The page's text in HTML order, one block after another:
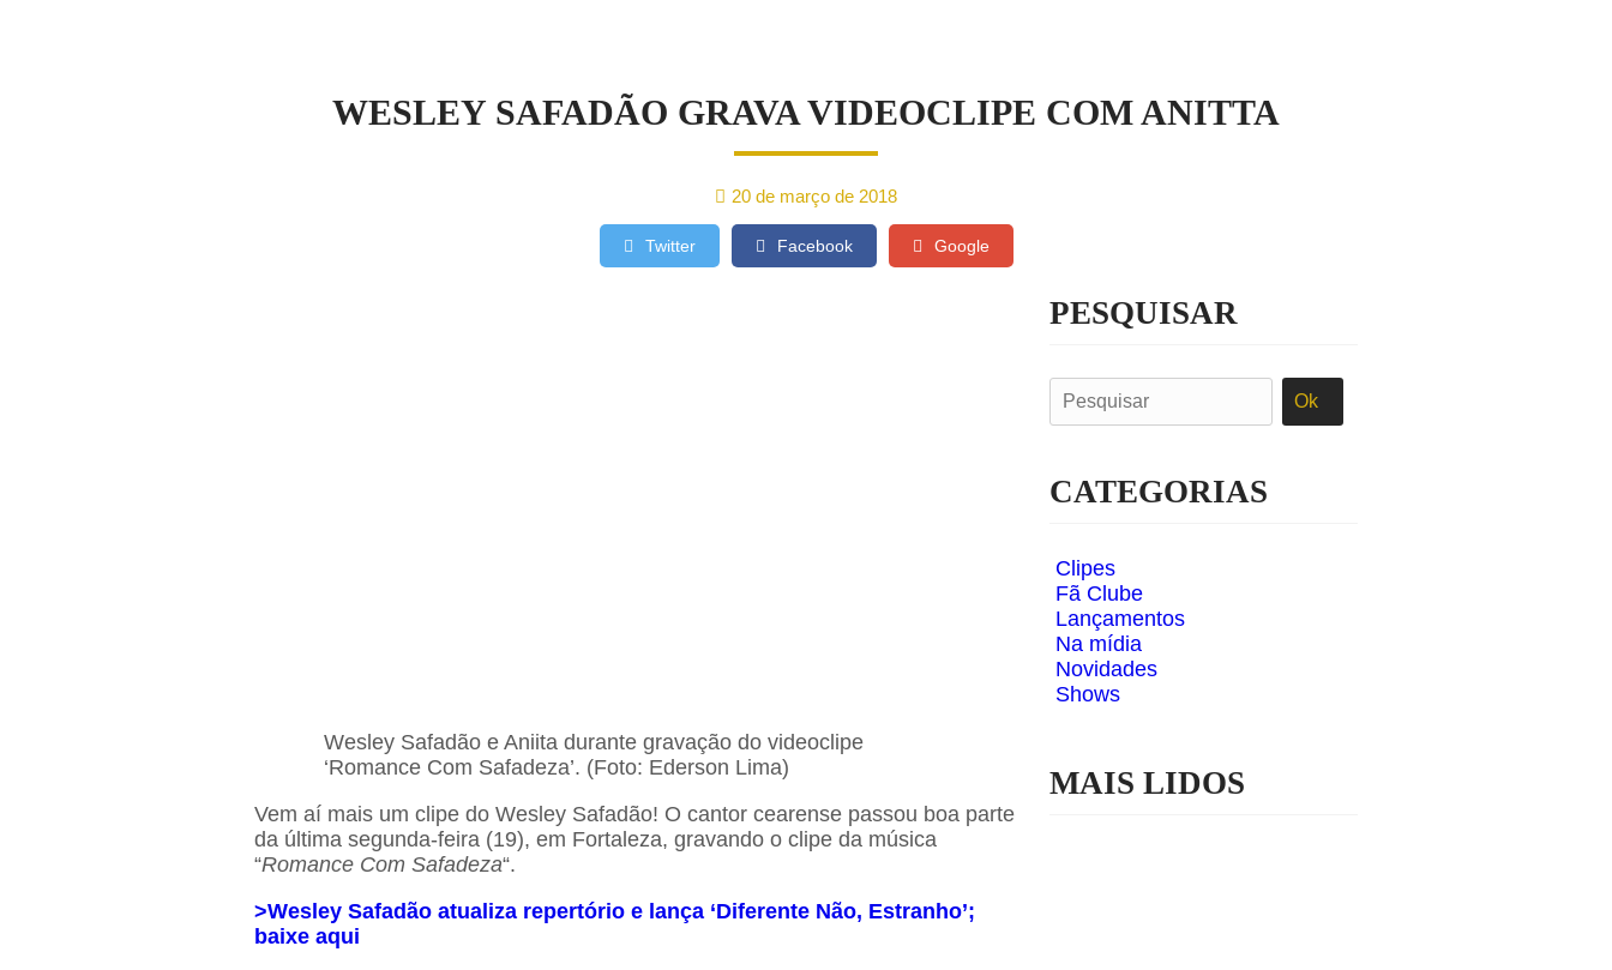
WESLEY SAFADÃO GRAVA VIDEOCLIPE COM ANITTA
20 de março de 2018
Twitter Facebook Google
Wesley Safadão e Aniita durante gravação do videoclipe
‘Romance Com Safadeza’. (Foto: Ederson Lima)
Vem aí mais um clipe do Wesley Safadão! O cantor cearense passou boa parte
da última segunda-feira (19), em Fortaleza, gravando o clipe da música
“Romance Com Safadeza“.
>Wesley Safadão atualiza repertório e lança ‘Diferente Não, Estranho’;
baixe aqui
PESQUISAR
CATEGORIAS
Clipes
Fã Clube
Lançamentos
Na mídia
Novidades
Shows
MAIS LIDOS